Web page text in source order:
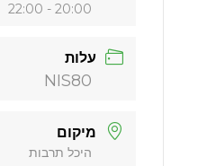
20:00 - 22:00
עלות
NIS80
מיקום
היכל תרבות